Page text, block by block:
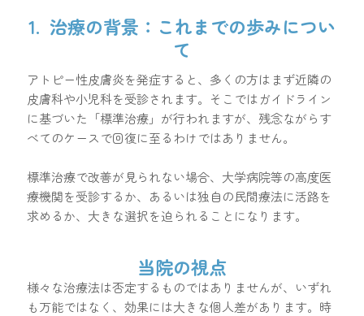
1. 治療の背景：これまでの歩みについ
て
アトピー性皮膚炎を発症すると、多くの方はまず近隣の
皮膚科や小児科を受診されます。そこではガイドライン
に基づいた「標準治療」が行われますが、残念ながらす
べてのケースで回復に至るわけではありません。
標準治療で改善が見られない場合、大学病院等の高度医
療機関を受診するか、あるいは独自の民間療法に活路を
求めるか、大きな選択を迫られることになります。
当院の視点
様々な治療法は否定するものではありませんが、いずれ
も万能ではなく、効果には大きな個人差があります。時